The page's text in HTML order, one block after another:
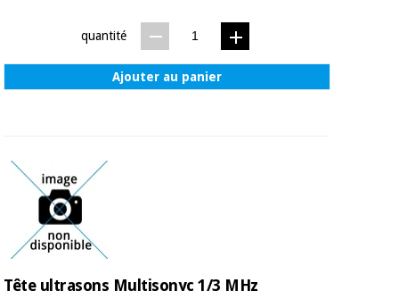
quantité
Ajouter au panier
Tête ultrasons Multisonyc 1/3 MHz